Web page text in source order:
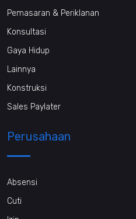
Pemasaran & Periklanan
Konsultasi
Gaya Hidup
Lainnya
Konstruksi
Sales Paylater
Perusahaan
Absensi
Cuti